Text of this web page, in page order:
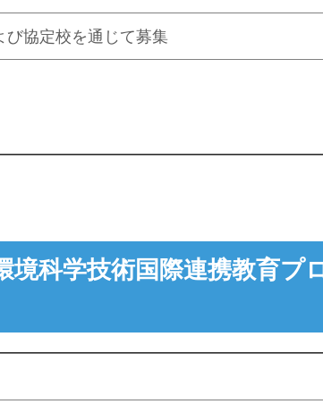
び協定校を通じて募集
科学技術国際連携教育プ